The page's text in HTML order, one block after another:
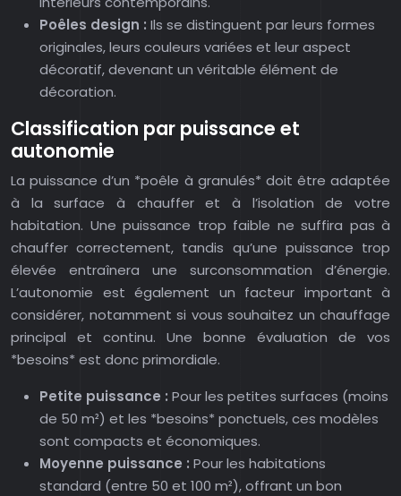
Poêles design : Ils se distinguent par leurs formes
originales, leurs couleurs variées et leur aspect
décoratif, devenant un véritable élément de
décoration.
Classification par puissance et
autonomie
La puissance d’un *poêle à granulés* doit être adaptée
à la surface à chauffer et à l’isolation de votre
habitation. Une puissance trop faible ne suffira pas à
chauffer correctement, tandis qu’une puissance trop
élevée entraînera une surconsommation d’énergie.
L’autonomie est également un facteur important à
considérer, notamment si vous souhaitez un chauffage
principal et continu. Une bonne évaluation de vos
*besoins* est donc primordiale.
Petite puissance : Pour les petites surfaces (moins
de 50 m²) et les *besoins* ponctuels, ces modèles
sont compacts et économiques.
Moyenne puissance : Pour les habitations
standard (entre 50 et 100 m²), offrant un bon